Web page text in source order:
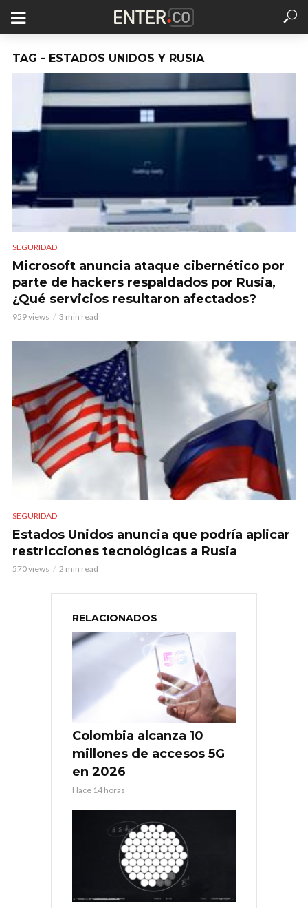
TAG - ESTADOS UNIDOS Y RUSIA
SEGURIDAD
Microsoft anuncia ataque cibernético por
parte de hackers respaldados por Rusia,
¿Qué servicios resultaron afectados?
959 views 3 min read
SEGURIDAD
Estados Unidos anuncia que podría aplicar
restricciones tecnológicas a Rusia
570 views 2 min read
RELACIONADOS
Colombia alcanza 10
millones de accesos 5G
en 2026
Hace 14 horas